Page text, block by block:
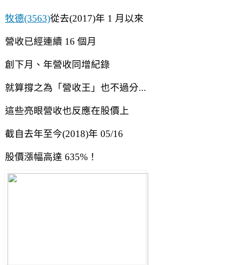
牧德(3563)從去(2017)年 1 月以來
營收已經連續 16 個月
創下月、年營收同增紀錄
就算撐之為「營收王」也不過分...
這些亮眼營收也反應在股價上
截自去年至今(2018)年 05/16
股價漲幅高達 635%！